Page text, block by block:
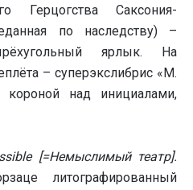
Герцогства Саксония-
по наследству) –
ярлык. На
– суперэкслибрис «М.
короной над инициалами,
[=Немыслимый театр].
литографированный